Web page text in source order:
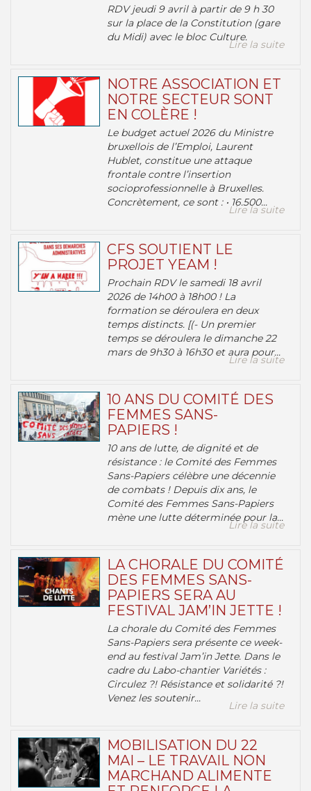
RDV jeudi 9 avril à partir de 9 h 30
sur la place de la Constitution (gare
du Midi) avec le bloc Culture.
Lire la suite
NOTRE ASSOCIATION ET
NOTRE SECTEUR SONT
EN COLÈRE !
Le budget actuel 2026 du Ministre
bruxellois de l’Emploi, Laurent
Hublet, constitue une attaque
frontale contre l’insertion
socioprofessionnelle à Bruxelles.
Concrètement, ce sont : • 16.500...
Lire la suite
CFS SOUTIENT LE
PROJET YEAM !
Prochain RDV le samedi 18 avril
2026 de 14h00 à 18h00 ! La
formation se déroulera en deux
temps distincts. [(- Un premier
temps se déroulera le dimanche 22
mars de 9h30 à 16h30 et aura pour...
Lire la suite
10 ANS DU COMITÉ DES
FEMMES SANS-
PAPIERS !
10 ans de lutte, de dignité et de
résistance : le Comité des Femmes
Sans-Papiers célèbre une décennie
de combats ! Depuis dix ans, le
Comité des Femmes Sans-Papiers
mène une lutte déterminée pour la...
Lire la suite
LA CHORALE DU COMITÉ
DES FEMMES SANS-
PAPIERS SERA AU
FESTIVAL JAM’IN JETTE !
La chorale du Comité des Femmes
Sans-Papiers sera présente ce week-
end au festival Jam’in Jette. Dans le
cadre du Labo-chantier Variétés :
Circulez ?! Résistance et solidarité ?!
Venez les soutenir...
Lire la suite
MOBILISATION DU 22
MAI – LE TRAVAIL NON
MARCHAND ALIMENTE